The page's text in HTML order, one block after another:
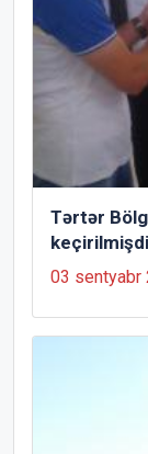
Tərtər
03 sentyabr